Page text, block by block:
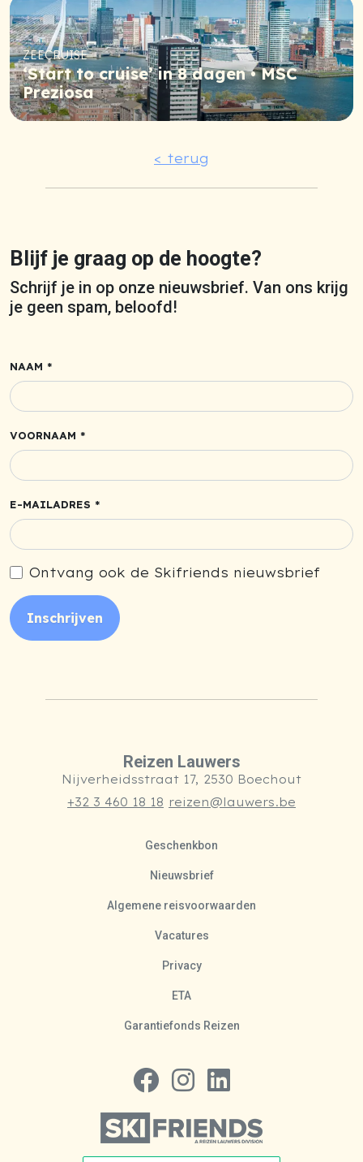
ZEECRUISE
‘Start to cruise’ in 8 dagen • MSC
Preziosa
< terug
Blijf je graag op de hoogte?
Schrijf je in op onze nieuwsbrief. Van ons krijg
je geen spam, beloofd!
NAAM *
VOORNAAM *
E-MAILADRES *
Ontvang ook de Skifriends nieuwsbrief
Inschrijven
Reizen Lauwers
Nijverheidsstraat 17, 2530 Boechout
+32 3 460 18 18 reizen@lauwers.be
Geschenkbon
Nieuwsbrief
Algemene reisvoorwaarden
Vacatures
Privacy
ETA
Garantiefonds Reizen
Volg ons op Facebook
Volg ons op Instagram
Volg ons op LinkedIn